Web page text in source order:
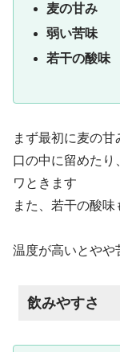
麦の甘み
弱い苦味
若干の酸味
まず最初に麦の甘
口の中に留めたり
ワときます
また、若干の酸
温度が高いとやや
飲みやすさ